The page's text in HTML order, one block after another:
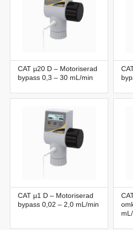
CAT µ20 D – Motoriserad
bypass 0,3 – 30 mL/min
CAT µ1 D – Motoriserad
bypass 0,02 – 2,0 mL/min